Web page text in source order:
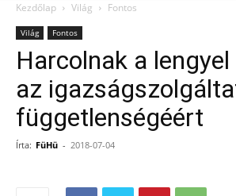
Kezdőlap Világ Fontos
Világ Fontos
Harcolnak a
az
függetlenségéért
Írta: FüHü - 2018-07-04